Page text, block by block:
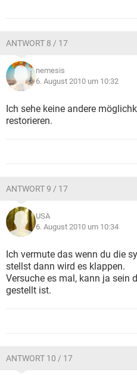
ANTWORT 8 / 17
nemesis
6. August 2010 um 10:32
Ich sehe keine andere
restorieren.
ANTWORT 9 / 17
USA
6. August 2010 um 10:34
Ich vermute das wenn du die
stellst dann wird es klappen.
Versuche es mal, kann ja sein
gestellt ist.
ANTWORT 10 / 17